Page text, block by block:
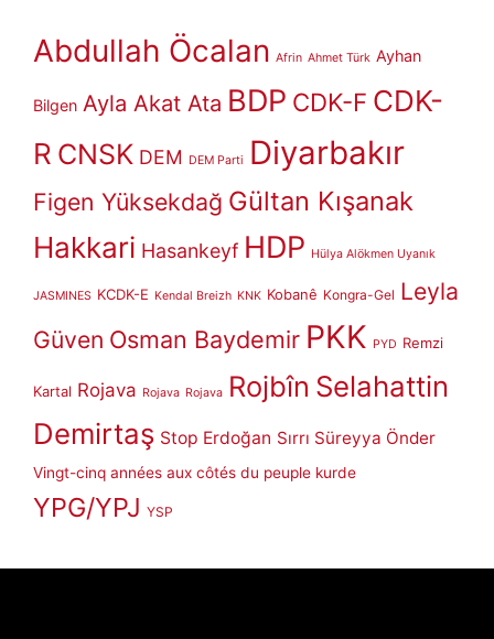
Abdullah Öcalan Afrin Ahmet Türk Ayhan
Bilgen Ayla Akat Ata BDP CDK-F CDK-
R CNSK DEM DEM Parti Diyarbakır
Figen Yüksekdağ Gültan Kışanak
Hakkari Hasankeyf HDP Hülya Alökmen Uyanık
JASMINES KCDK-E Kendal Breizh KNK Kobanê Kongra-Gel Leyla
Güven Osman Baydemir PKK PYD Remzi
Kartal Rojava Rojava Rojava Rojbîn Selahattin
Demirtaş Stop Erdoğan Sırrı Süreyya Önder
Vingt-cinq années aux côtés du peuple kurde
YPG/YPJ YSP